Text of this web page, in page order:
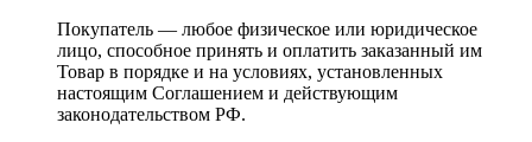
Покупатель — любое физическое или юридическое
лицо, способное принять и оплатить заказанный им
Товар в порядке и на условиях, установленных
настоящим Соглашением и действующим
законодательством РФ.